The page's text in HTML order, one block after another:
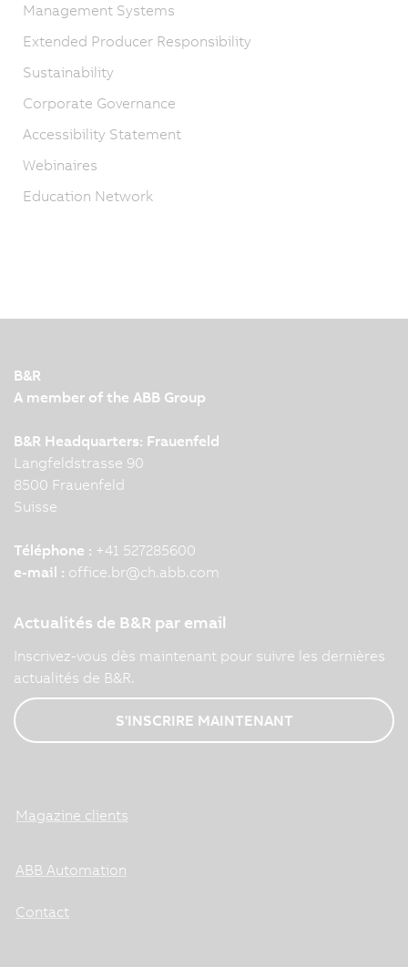
Management Systems
Extended Producer Responsibility
Sustainability
Corporate Governance
Accessibility Statement
Webinaires
Education Network
B&R
A member of the ABB Group
B&R Headquarters: Frauenfeld
Langfeldstrasse 90
8500 Frauenfeld
Suisse
Téléphone : +41 527285600
e-mail : office.br@ch.abb.com
Actualités de B&R par email
Inscrivez-vous dès maintenant pour suivre les dernières
actualités de B&R.
S'INSCRIRE MAINTENANT
Magazine clients
ABB Automation
Contact